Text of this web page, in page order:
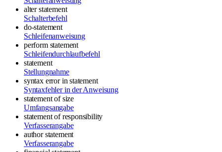
alter statement
Schalterbefehl
do-statement
Schleifenanweisung
perform statement
Schleifendurchlaufbefehl
statement
Stellungnahme
syntax error in statement
Syntaxfehler in der Anweisung
statement of size
Umfangsangabe
statement of responsibility
Verfasserangabe
author statement
Verfasserangabe